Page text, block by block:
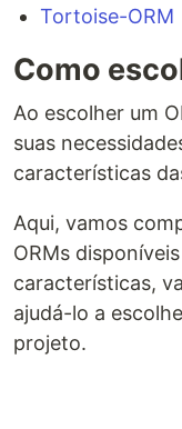
Tortoise-ORM
Como
Ao escolher um
suas
características
Aqui, vamos
ORMs
características,
ajudá-lo a
projeto.